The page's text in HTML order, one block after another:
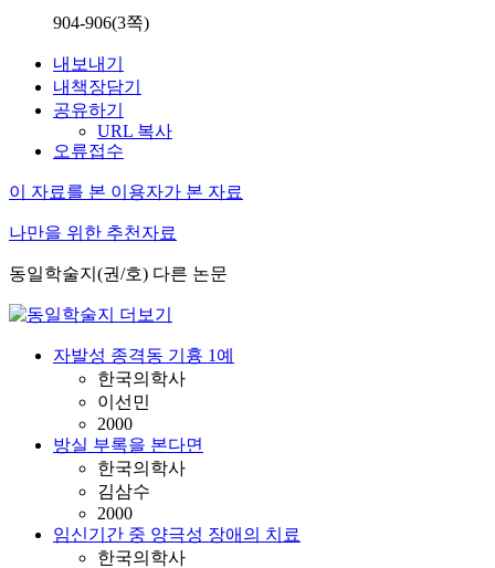
904-906(3쪽)
내보내기
내책장담기
공유하기
URL 복사
오류접수
이 자료를 본 이용자가 본 자료
나만을 위한 추천자료
동일학술지(권/호) 다른 논문
자발성 종격동 기흉 1예
한국의학사
이선민
2000
방실 부록을 본다면
한국의학사
김삼수
2000
임신기간 중 양극성 장애의 치료
한국의학사